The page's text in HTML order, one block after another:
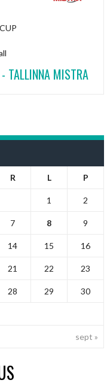
TALLINNA MISTRA
R L P
sept »
1 2
7 8 9
14 15 16
21 22 23
28 29 30